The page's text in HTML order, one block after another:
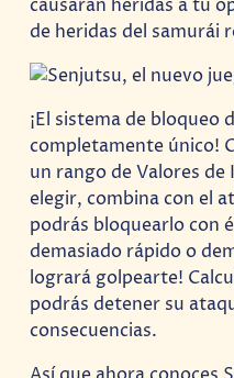
causarán heridas a tu
de heridas del samurái
¡El sistema de bloqueo
completamente único!
un rango de Valores
elegir, combina con el
podrás bloquearlo con
demasiado rápido o
logrará golpearte!
podrás detener su
consecuencias.